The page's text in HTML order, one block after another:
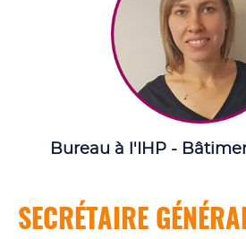
Bureau à l'IHP -
SECRÉTAIRE